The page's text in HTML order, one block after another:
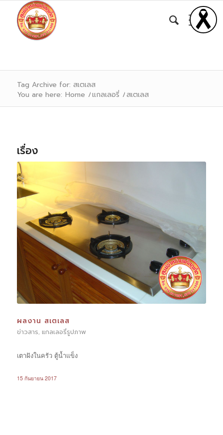
Tag Archive for: สเตเลส
You are here: Home /แกลเลอรี่ /สเตเลส
เรื่อง
ผลงาน สเตเลส
ข่าวสาร, แกลเลอรี่รูปภาพ
เตาฝังในครัว ตู้น้ำแข็ง
15 กันยายน 2017